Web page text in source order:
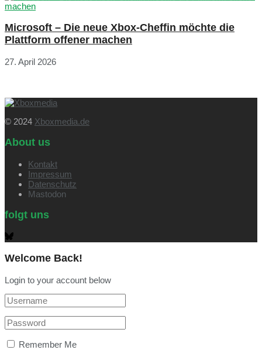
Microsoft – Die neue Xbox-Cheffin möchte die
Plattform offener machen
27. April 2026
© 2024 Xboxmedia.de
About us
Kontakt
Impressum
Datenschutz
Mastodon
folgt uns
Welcome Back!
Login to your account below
Remember Me